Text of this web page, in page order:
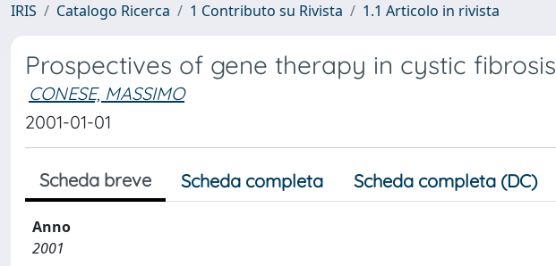
IRIS Catalogo Ricerca 1 Contributo su Rivista 1.1 Articolo in rivista
Prospectives of gene therapy in cystic fibrosis
CONESE, MASSIMO
2001-01-01
Scheda breve Scheda completa Scheda completa (DC)
Anno
2001